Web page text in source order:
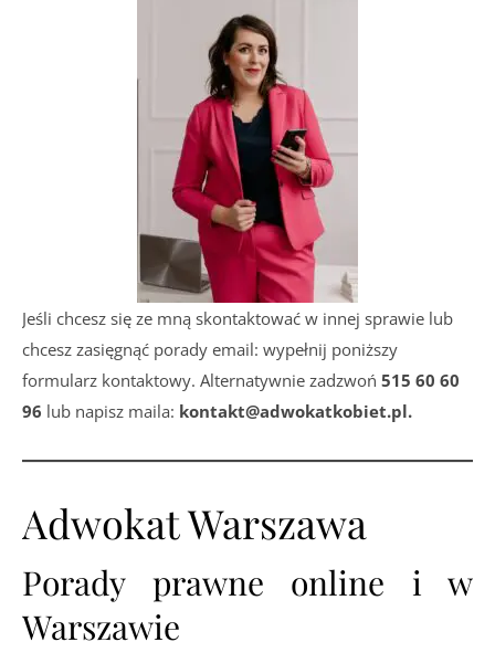
Jeśli chcesz się ze mną skontaktować w innej sprawie lub
chcesz zasięgnąć porady email: wypełnij poniższy
formularz kontaktowy. Alternatywnie zadzwoń 515 60 60
96 lub napisz maila: kontakt@adwokatkobiet.pl.
Adwokat Warszawa
Porady prawne online i w
Warszawie